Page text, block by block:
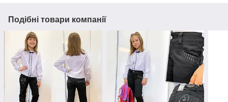
Подібні товари компанії